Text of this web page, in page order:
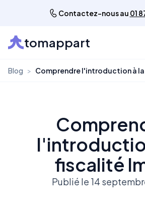
Contactez-nous au 01
tomappart
Blog > Comprendre l'introduction à
fiscalité
Publié le 14